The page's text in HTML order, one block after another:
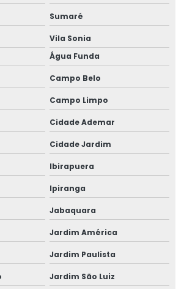
de concreto para laje
de piso de concreto
de piso
para centro de distribuição
para centro logístico
de concreto
de concreto para armazém
de concreto para túnel
de concreto para via pública
de concreto para via rápida
Sumaré
Vila Sonia
Água Funda
Campo Belo
Campo Limpo
Cidade Ademar
Cidade Jardim
Ibirapuera
Ipiranga
Jabaquara
Jardim América
Jardim Paulista
Jardim São Luiz